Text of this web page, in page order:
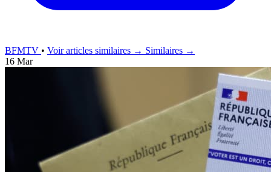
BFMTV • Voir articles similaires → Similaires →
16 Mar